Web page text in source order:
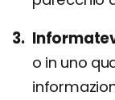
o in uno